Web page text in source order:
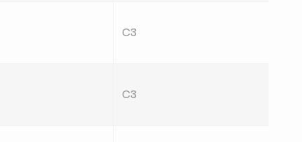
C3
C3